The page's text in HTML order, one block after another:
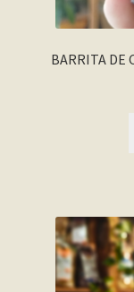
BARRITA DE